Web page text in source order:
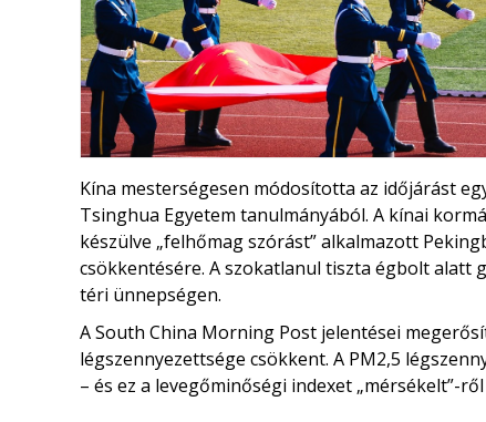
Kína mesterségesen módosította az időjárást
Tsinghua Egyetem tanulmányából. A kínai
készülve „felhőmag szórást” alkalmazott
csökkentésére. A szokatlanul tiszta égbolt alatt
téri ünnepségen.
A South China Morning Post jelentései
légszennyezettsége csökkent. A PM2,5
– ​​és ez a levegőminőségi indexet „mérsékelt”-